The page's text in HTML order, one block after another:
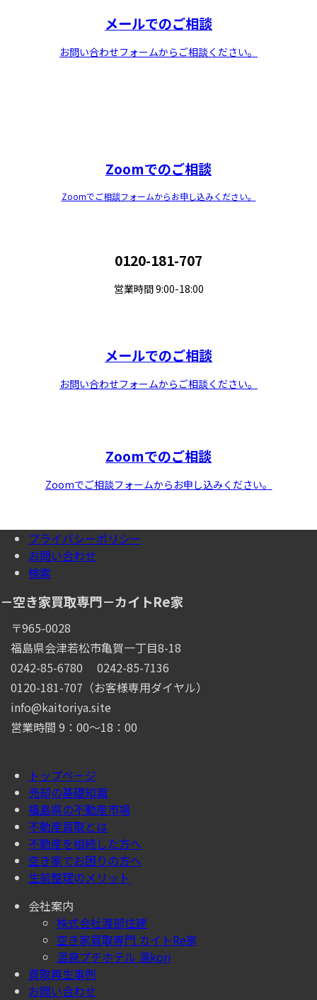
メールでのご相談
お問い合わせフォームからご相談ください。
Zoomでのご相談
Zoomでご相談フォームからお申し込みください。
0120-181-707
営業時間 9:00-18:00
メールでのご相談
お問い合わせフォームからご相談ください。
Zoomでのご相談
Zoomでご相談フォームからお申し込みください。
プライバシーポリシー
お問い合わせ
検索
－空き家買取専門－カイトRe家
〒965-0028
福島県会津若松市亀賀一丁目8-18
0242-85-6780
0242-85-7136
0120-181-707（お客様専用ダイヤル）
info@kaitoriya.site
営業時間 9：00～18：00
トップページ
売却の基礎知識
福島県の不動産市場
不動産買取とは
不動産を相続した方へ
空き家でお困りの方へ
生前整理のメリット
会社案内
株式会社渡部住建
空き家買取専門 カイトRe家
温泉プチホテル 湯kori
買取再生事例
お問い合わせ